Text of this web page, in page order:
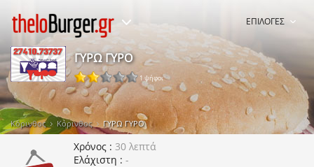
ΕΠΙΛΟΓΕΣ
ΓΥΡΩ ΓΥΡΟ
1 ψήφοι
Κόρινθος Κόρινθος ΓΥΡΩ ΓΥΡΟ
Χρόνος
30 λεπτά
Ελάχιστη
-